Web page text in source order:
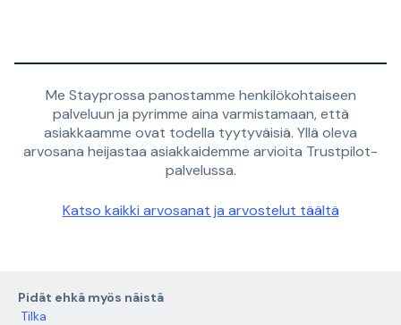
Me Stayprossa panostamme henkilökohtaiseen
palveluun ja pyrimme aina varmistamaan, että
asiakkaamme ovat todella tyytyväisiä. Yllä oleva
arvosana heijastaa asiakkaidemme arvioita Trustpilot-
palvelussa.
Katso kaikki arvosanat ja arvostelut täältä
Pidät ehkä myös näistä
Tilka